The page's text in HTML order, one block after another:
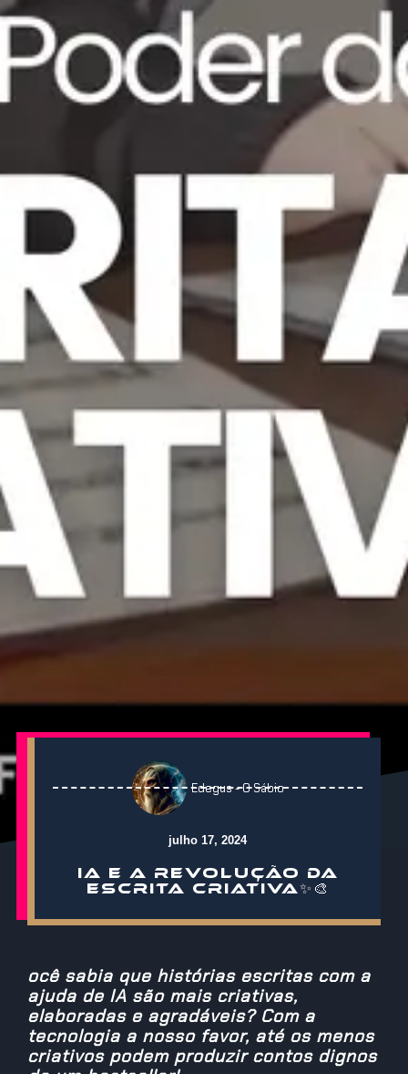
Edegus - O Sábio
julho 17, 2024
IA E A REVOLUÇÃO DA
ESCRITA CRIATIVA✨🎨
ocê sabia que histórias escritas com a
ajuda de IA são mais criativas,
elaboradas e agradáveis? Com a
tecnologia a nosso favor, até os menos
criativos podem produzir contos dignos